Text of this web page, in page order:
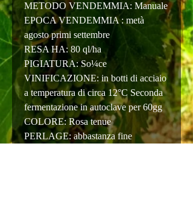
METODO VENDEMMIA: Manuale
EPOCA VENDEMMIA : metà
agosto primi settembre
RESA HA: 80 ql/ha
PIGIATURA: So¼ce
VINIFICAZIONE: in botti di acciaio
a temperatura di circa 12°C Seconda
fermentazione in autoclave per 60gg
COLORE: Rosa tenue
PERLAGE: abbastanza fine